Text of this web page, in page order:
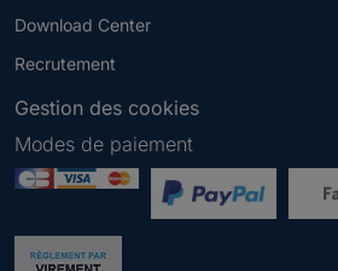
Download Center
Recrutement
Gestion des cookies
Newsletter
e
Modes de paiement